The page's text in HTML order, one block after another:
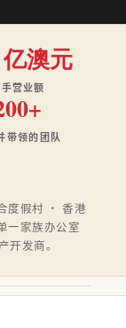
澳元
营业额
带领的团队
度假村 · 香港
一家族办公室
发商。